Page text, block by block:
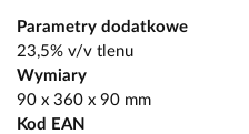
Parametry dodatkowe
23,5% v/v tlenu
Wymiary
90 x 360 x 90 mm
Kod EAN